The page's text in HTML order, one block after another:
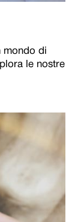
mondo di
le nostre